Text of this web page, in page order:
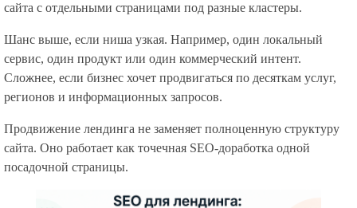
сайта с отдельными страницами под разные кластеры.
Шанс выше, если ниша узкая. Например, один локальный
сервис, один продукт или один коммерческий интент.
Сложнее, если бизнес хочет продвигаться по десяткам услуг,
регионов и информационных запросов.
Продвижение лендинга не заменяет полноценную структуру
сайта. Оно работает как точечная SEO-доработка одной
посадочной страницы.